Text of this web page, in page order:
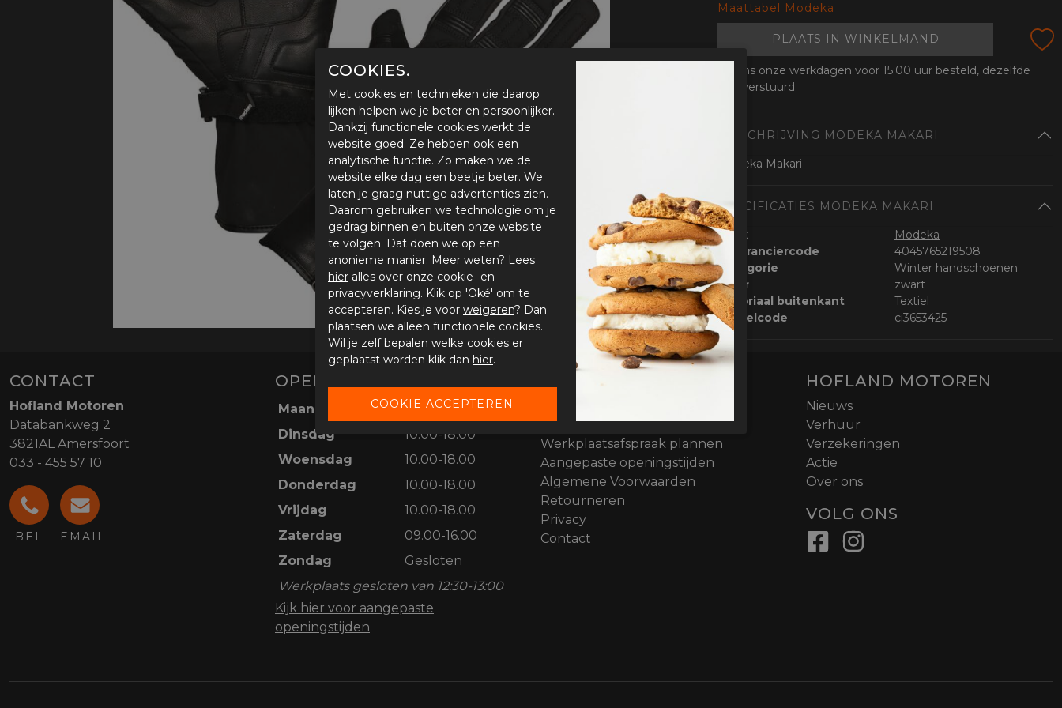
handschoenen
All-Season
handschoenen
Verwarmde
Sloten
Telefoon
Maattabel Modeka
PLAATS IN WINKELMAND
Tijdens onze werkdagen voor 15:00 uur besteld, dezelfde
dag verstuurd.
OMSCHRIJVING MODEKA MAKARI
Modeka Makari
SPECIFICATIES MODEKA MAKARI
Merk
Modeka
Leveranciercode
4045765219508
Categorie
Winter handschoenen
Kleur
zwart
Materiaal buitenkant
Textiel
Bestelcode
ci3653425
CONTACT
Hofland Motoren
Databankweg 2
3821AL Amersfoort
033 - 455 57 10
BEL EMAIL
OPENINGSTIJDEN
Maandag
Gesloten
Dinsdag
10.00-18.00
Woensdag
10.00-18.00
Donderdag
10.00-18.00
Vrijdag
10.00-18.00
Zaterdag
09.00-16.00
Zondag
Gesloten
Werkplaats gesloten van 12:30-13:00
Kijk hier voor aangepaste
openingstijden
KLANTENSERVICE
Winkelafspraak plannen
Werkplaatsafspraak plannen
Aangepaste openingstijden
Algemene Voorwaarden
Retourneren
Privacy
Contact
HOFLAND MOTOREN
Nieuws
Verhuur
Verzekeringen
Actie
Over ons
VOLG ONS
COOKIES.
Met cookies en technieken die daarop
lijken helpen we je beter en persoonlijker.
Dankzij functionele cookies werkt de
website goed. Ze hebben ook een
analytische functie. Zo maken we de
website elke dag een beetje beter. We
laten je graag nuttige advertenties zien.
Daarom gebruiken we technologie om je
gedrag binnen en buiten onze website
te volgen. Dat doen we op een
anonieme manier. Meer weten? Lees
hier alles over onze cookie- en
privacyverklaring. Klik op 'Oké' om te
accepteren. Kies je voor weigeren? Dan
plaatsen we alleen functionele cookies.
Wil je zelf bepalen welke cookies er
geplaatst worden klik dan hier.